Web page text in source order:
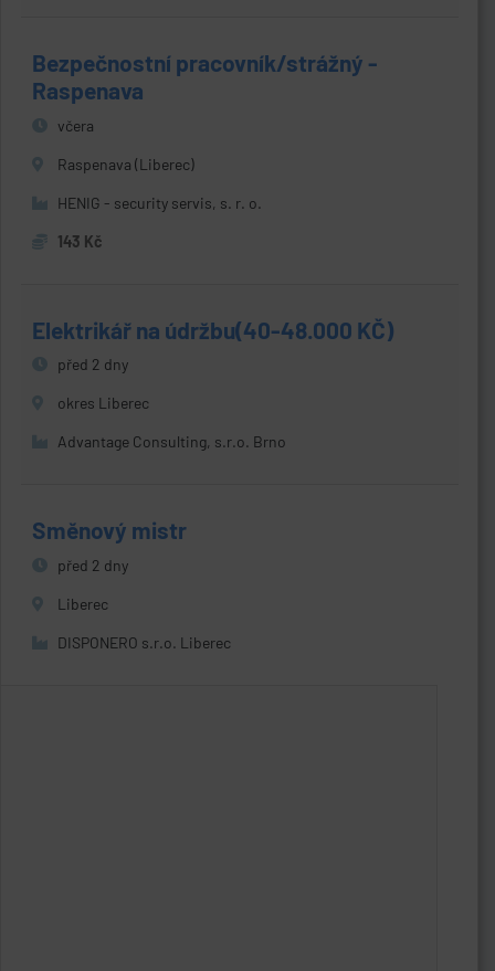
Bezpečnostní pracovník/strážný -
Raspenava
včera
Raspenava (Liberec)
HENIG - security servis, s. r. o.
143 Kč
Elektrikář na údržbu(40-48.000 KČ)
před 2 dny
okres Liberec
Advantage Consulting, s.r.o. Brno
Směnový mistr
před 2 dny
Liberec
DISPONERO s.r.o. Liberec